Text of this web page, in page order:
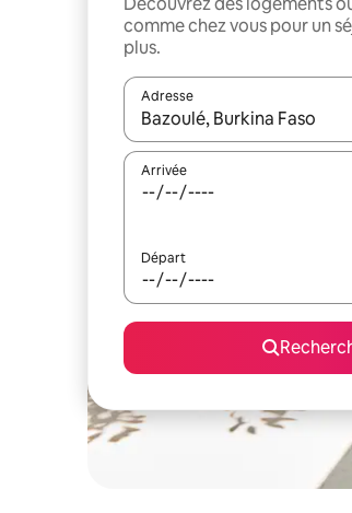
comme chez vous pour un
plus.
Adresse
Lorsque les résultats
Arrivée
Départ